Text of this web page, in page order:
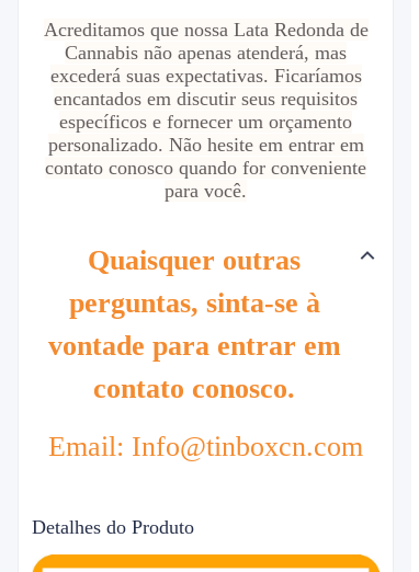
Acreditamos que nossa Lata Redonda de
Cannabis não apenas atenderá, mas
excederá suas expectativas. Ficaríamos
encantados em discutir seus requisitos
específicos e fornecer um orçamento
personalizado. Não hesite em entrar em
contato conosco quando for conveniente
para você.
Quaisquer outras
perguntas, sinta-se à
vontade para entrar em
contato conosco.
Email: Info@tinboxcn.com
Detalhes do Produto